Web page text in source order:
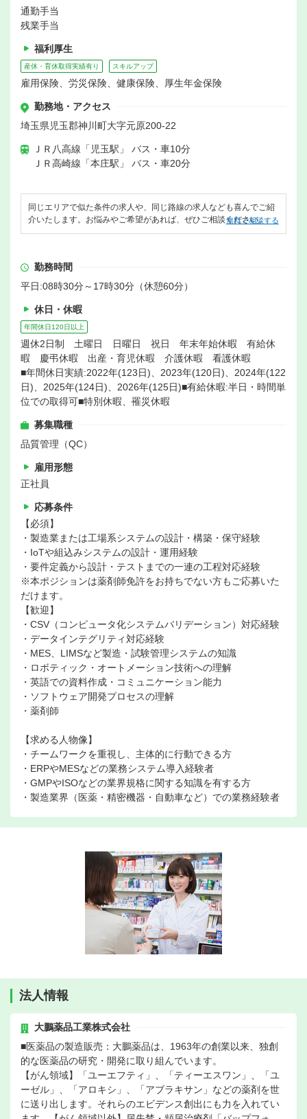
通勤手当
残業手当
福利厚生
産休・育休取得実績有り スキルアップ
雇用保険、労災保険、健康保険、厚生年金保険
勤務地・アクセス
埼玉県児玉郡神川町大字元原200-22
ＪＲ八高線「児玉駅」 バス・車10分
ＪＲ高崎線「本庄駅」 バス・車20分
同じエリアで似た条件の求人や、同じ路線の求人なども喜んでご紹
介いたします。お悩みやご希望があれば、ぜひご相談ください。
無料で相談する
勤務時間
平日:08時30分～17時30分（休憩60分）
休日・休暇
年間休日120日以上
週休2日制 土曜日 日曜日 祝日 年末年始休暇 有給休
暇 慶弔休暇 出産・育児休暇 介護休暇 看護休暇
■年間休日実績:2022年(123日)、2023年(120日)、2024年(122
日)、2025年(124日)、2026年(125日)■有給休暇:半日・時間単
位での取得可■特別休暇、罹災休暇
募集職種
品質管理（QC）
雇用形態
正社員
応募条件
【必須】
・製造業または工場系システムの設計・構築・保守経験
・IoTや組込みシステムの設計・運用経験
・要件定義から設計・テストまでの一連の工程対応経験
※本ポジションは薬剤師免許をお持ちでない方もご応募いた
だけます。
【歓迎】
・CSV（コンピュータ化システムバリデーション）対応経験
・データインテグリティ対応経験
・MES、LIMSなど製造・試験管理システムの知識
・ロボティック・オートメーション技術への理解
・英語での資料作成・コミュニケーション能力
・ソフトウェア開発プロセスの理解
・薬剤師
【求める人物像】
・チームワークを重視し、主体的に行動できる方
・ERPやMESなどの業務システム導入経験者
・GMPやISOなどの業界規格に関する知識を有する方
・製造業界（医薬・精密機器・自動車など）での業務経験者
法人情報
大鵬薬品工業株式会社
■医薬品の製造販売：大鵬薬品は、1963年の創業以来、独創
的な医薬品の研究・開発に取り組んでいます。
【がん領域】「ユーエフティ」、「ティーエスワン」、「ユ
ーゼル」、「アロキシ」、「アブラキサン」などの薬剤を世
に送り出します。それらのエビデンス創出にも力を入れてい